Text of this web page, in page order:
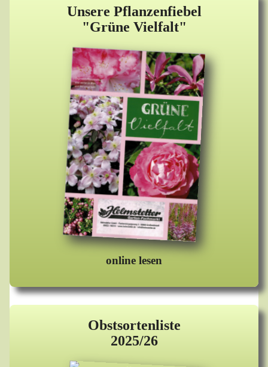
Unsere Pflanzenfiebel
"Grüne Vielfalt"
online lesen
Obstsortenliste
2025/26